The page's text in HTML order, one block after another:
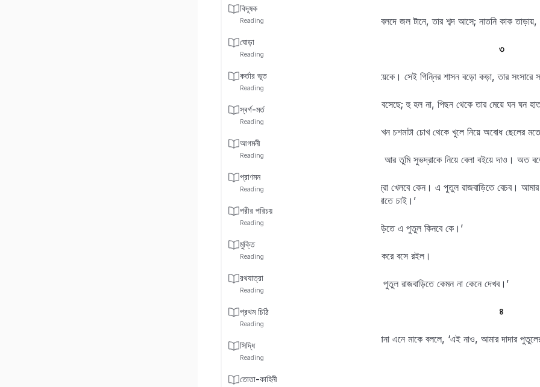
বিদূষক
Reading
ঘোড়া
Reading
কর্তার ভূত
Reading
স্বর্গ-মর্ত
Reading
আগমনী
Reading
প্রাণমন
Reading
পরীর পরিচয়
Reading
মুক্তি
Reading
রথযাত্রা
Reading
প্রথম চিঠি
Reading
সিদ্ধি
Reading
তোতা-কাহিনী
বেলা বয়ে যায়; দূরে ইঁদারা থেকে বলদে জল টানে, তার শব্দ আসে; নাতনি কাক
৩
বুড়োর সকলের চেয়ে ভয় তার মেয়েকে। সেই গিন্নির শাসন বড়ো কড়া, তার সংসারে
বুড়ো আজ একমনে পুতুল গড়তে বসেছে; হু হল না, পিছন থেকে তার মেয়ে ঘন ঘন
কাছে এসে যখন সে ডাক দিলে তখন চশমাটা চোখ থেকে খুলে নিয়ে অবোধ ছেলের
মেয়ে বললে, ‘দুধ দূয়া পড়ে থাক্‌‍, আর তুমি সুভদ্রাকে নিয়ে বেলা বইয়ে দাও। অত
বুড়ো তাড়াতাড়ি বলে উঠল, ‘সুভদ্রা খেলবে কেন। এ পুতুল রাজবাড়িতে বেচব।
পরাতে হবে। আমি তাই টাকা জমাতে চাই।’
মেয়ে বিরক্ত হয়ে বললে, ‘রাজবাড়িতে এ পুতুল কিনবে কে।’
বুড়োর মাথা হেঁট হয়ে গেল। চুপ করে বসে রইল।
সুভদ্রা মাথা নেড়ে বললে, ‘দাদার পুতুল রাজবাড়িতে কেমন না কেনে দেখব।’
৪
দু দিন পরে সুভদ্রা এক কাহন সোনা এনে মাকে বললে, ‘এই নাও, আমার দাদার